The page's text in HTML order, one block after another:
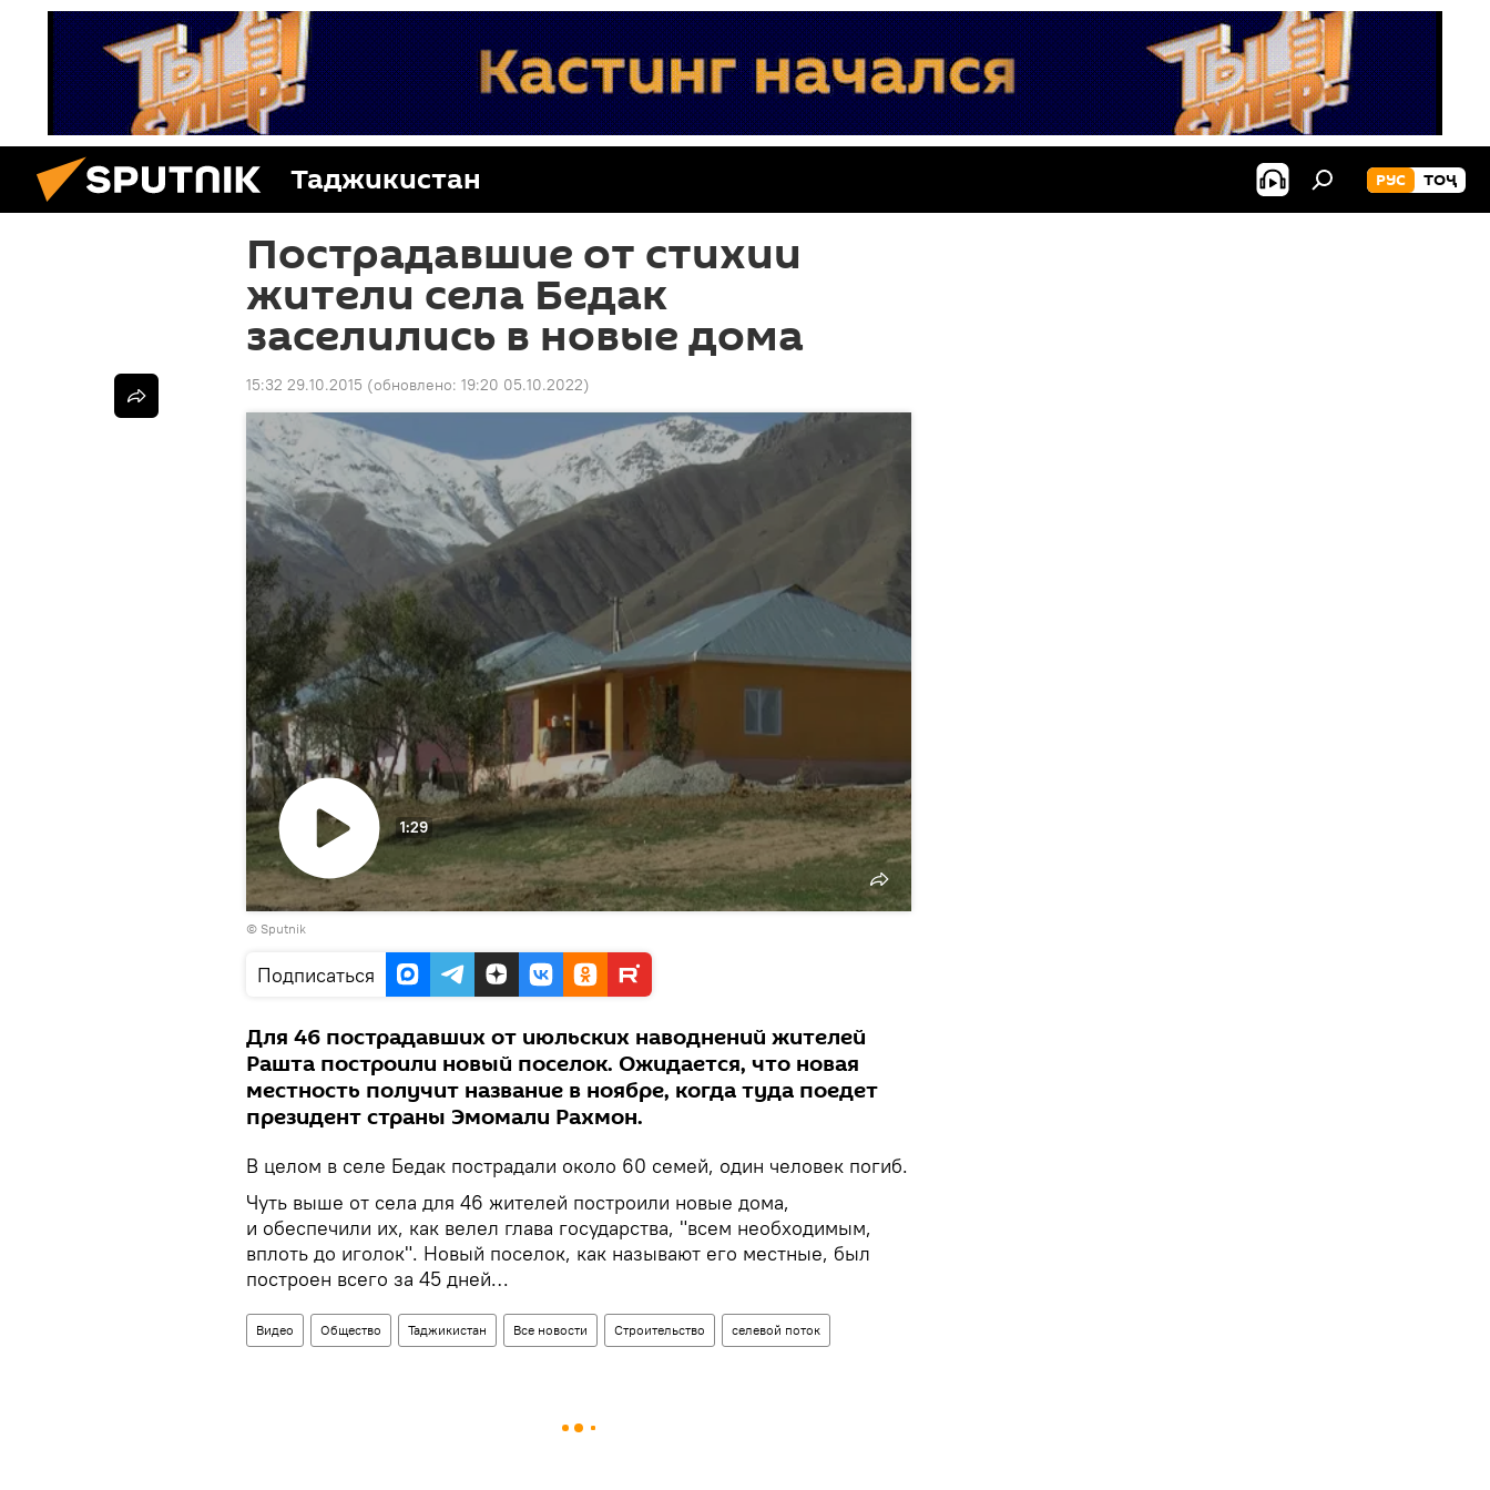
Таджикистан РУС ТОҶ
Пострадавшие от стихии
жители села Бедак
заселились в новые дома
15:32 29.10.2015 (обновлено: 19:20 05.10.2022)
1:29
© Sputnik
Подписаться
Для 46 пострадавших от июльских наводнений жителей
Рашта построили новый поселок. Ожидается, что новая
местность получит название в ноябре, когда туда поедет
президент страны Эмомали Рахмон.
В целом в селе Бедак пострадали около 60 семей, один человек погиб.
Чуть выше от села для 46 жителей построили новые дома,
и обеспечили их, как велел глава государства, "всем необходимым,
вплоть до иголок". Новый поселок, как называют его местные, был
построен всего за 45 дней…
Видео Общество Таджикистан Все новости Строительство селевой поток